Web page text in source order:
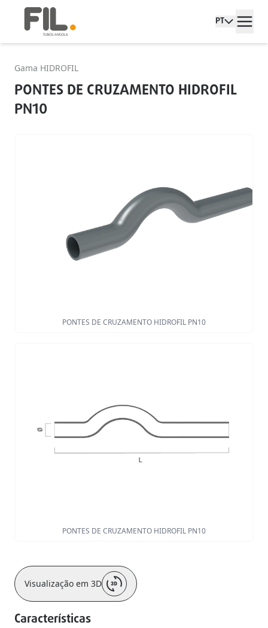
PT
Gama HIDROFIL
PONTES DE CRUZAMENTO HIDROFIL
PN10
PONTES DE CRUZAMENTO HIDROFIL PN10
PONTES DE CRUZAMENTO HIDROFIL PN10
Visualização em 3D
Características